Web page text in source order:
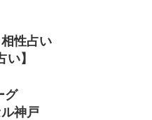
性占い
い】
グ
神戸